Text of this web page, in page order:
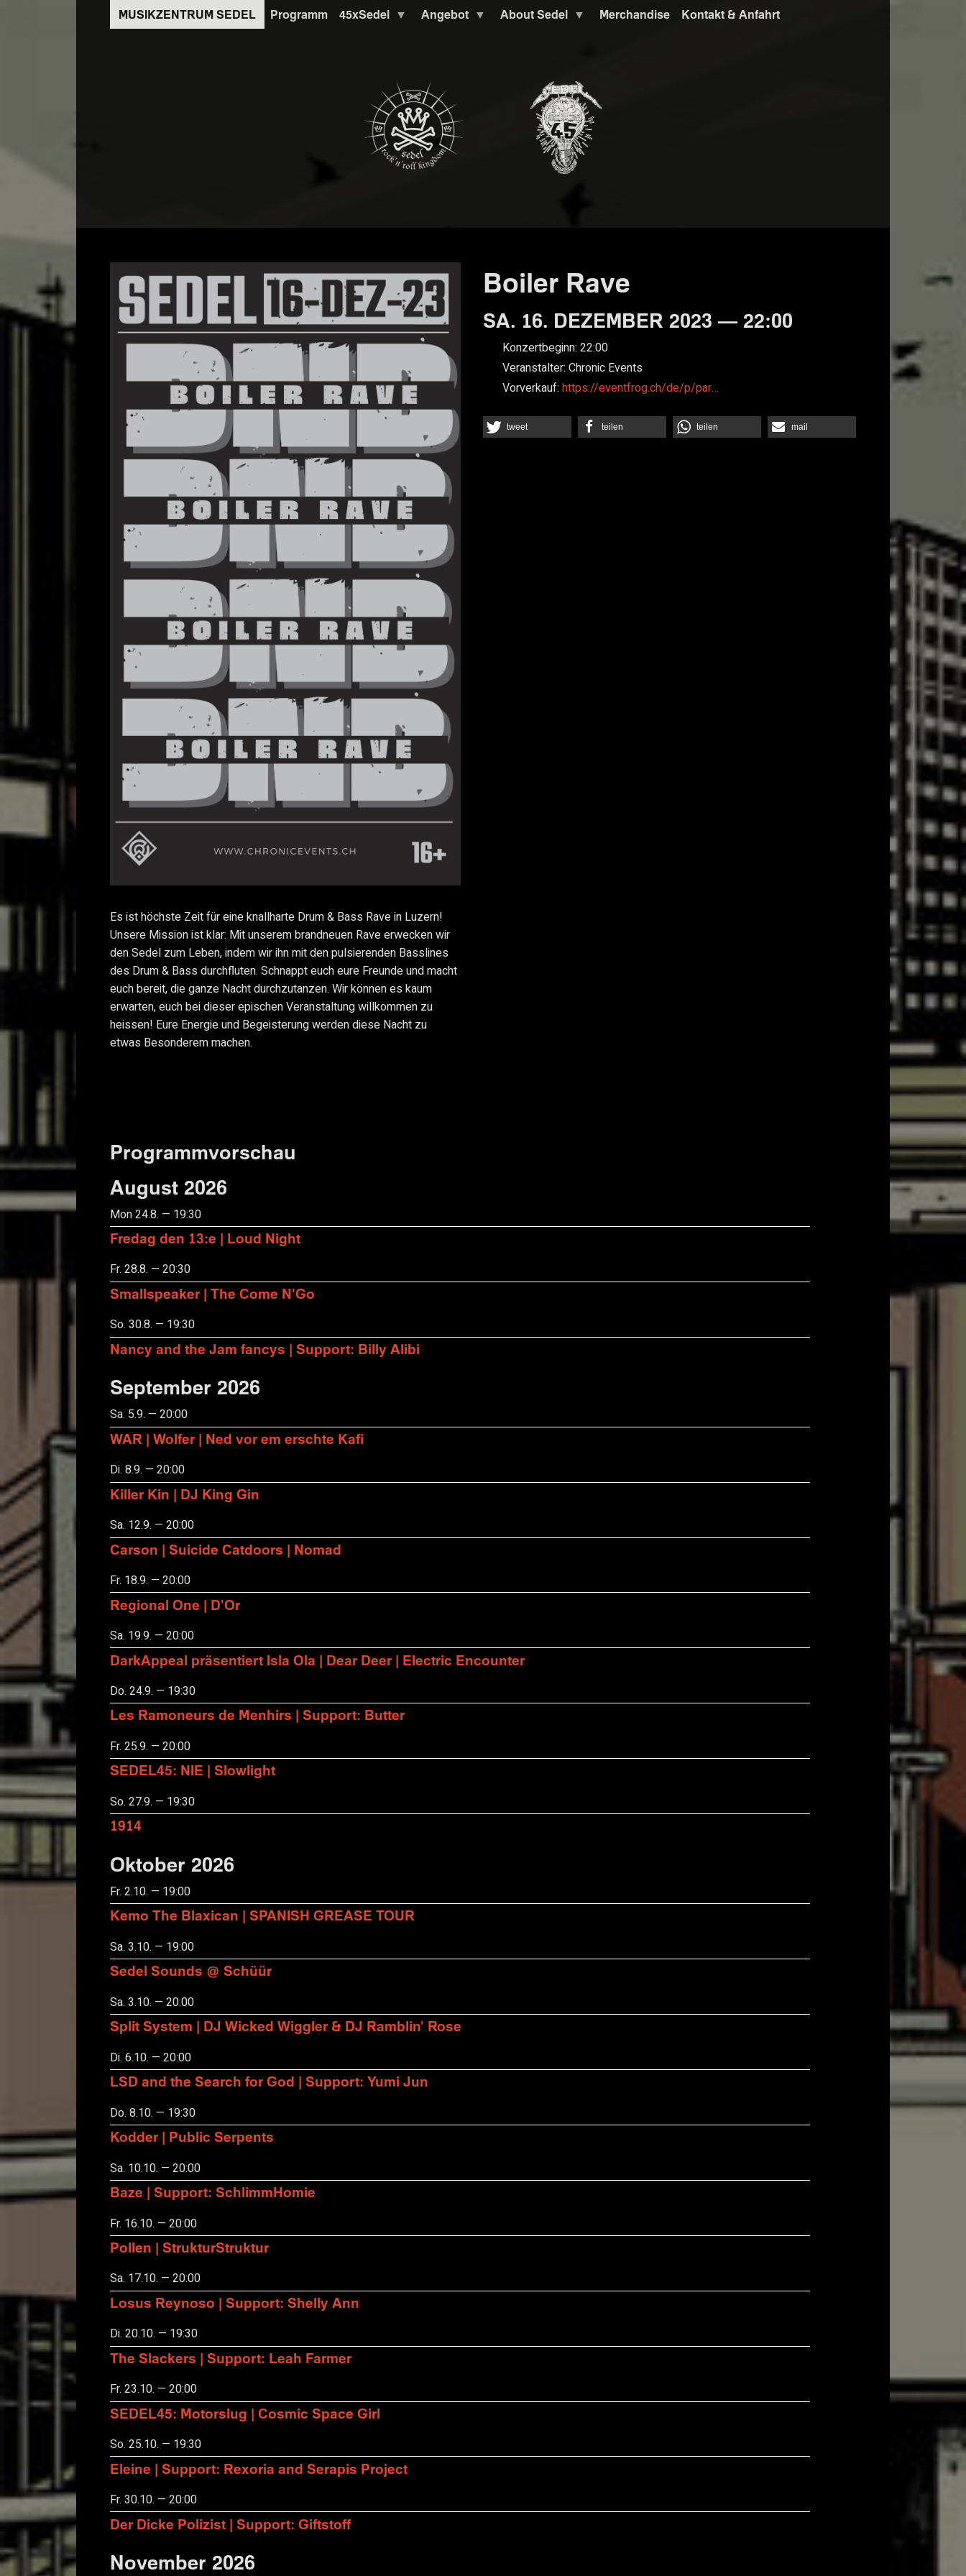
Programm 45xSedel Angebot About Sedel Merchandise Kontakt & Anfahrt
Boiler Rave
SA. 16. DEZEMBER 2023 — 22:00
Konzertbeginn: 22:00
Veranstalter: Chronic Events
Vorverkauf: https://eventfrog.ch/de/p/par…
tweet teilen teilen mail
Es ist höchste Zeit für eine knallharte Drum & Bass Rave in Luzern!
Unsere Mission ist klar: Mit unserem brandneuen Rave erwecken wir
den Sedel zum Leben, indem wir ihn mit den pulsierenden Basslines
des Drum & Bass durchfluten. Schnappt euch eure Freunde und macht
euch bereit, die ganze Nacht durchzutanzen. Wir können es kaum
erwarten, euch bei dieser epischen Veranstaltung willkommen zu
heissen! Eure Energie und Begeisterung werden diese Nacht zu
etwas Besonderem machen.
Programmvorschau
August 2026
Mon 24.8. — 19:30
Fredag den 13:e | Loud Night
Fr. 28.8. — 20:30
Smallspeaker | The Come N'Go
So. 30.8. — 19:30
Nancy and the Jam fancys | Support: Billy Alibi
September 2026
Sa. 5.9. — 20:00
WAR | Wolfer | Ned vor em erschte Kafi
Di. 8.9. — 20:00
Killer Kin | DJ King Gin
Sa. 12.9. — 20:00
Carson | Suicide Catdoors | Nomad
Fr. 18.9. — 20:00
Regional One | D'Or
Sa. 19.9. — 20:00
DarkAppeal präsentiert Isla Ola | Dear Deer | Electric Encounter
Do. 24.9. — 19:30
Les Ramoneurs de Menhirs | Support: Butter
Fr. 25.9. — 20:00
SEDEL45: NIE | Slowlight
So. 27.9. — 19:30
1914
Oktober 2026
Fr. 2.10. — 19:00
Kemo The Blaxican | SPANISH GREASE TOUR
Sa. 3.10. — 19:00
Sedel Sounds @ Schüür
Sa. 3.10. — 20:00
Split System | DJ Wicked Wiggler & DJ Ramblin' Rose
Di. 6.10. — 20:00
LSD and the Search for God | Support: Yumi Jun
Do. 8.10. — 19:30
Kodder | Public Serpents
Sa. 10.10. — 20:00
Baze | Support: SchlimmHomie
Fr. 16.10. — 20:00
Pollen | StrukturStruktur
Sa. 17.10. — 20:00
Losus Reynoso | Support: Shelly Ann
Di. 20.10. — 19:30
The Slackers | Support: Leah Farmer
Fr. 23.10. — 20:00
SEDEL45: Motorslug | Cosmic Space Girl
So. 25.10. — 19:30
Eleine | Support: Rexoria and Serapis Project
Fr. 30.10. — 20:00
Der Dicke Polizist | Support: Giftstoff
November 2026